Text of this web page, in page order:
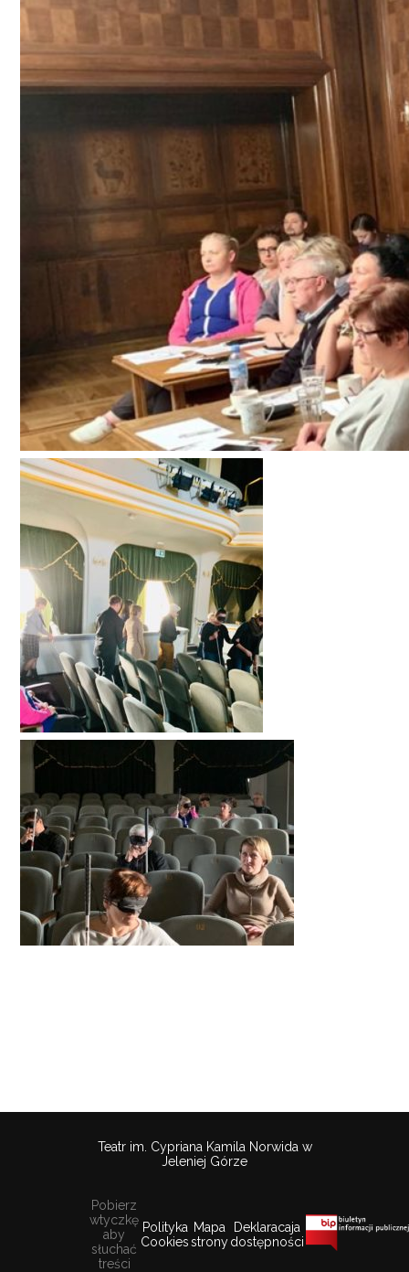
Teatr im. Cypriana Kamila Norwida w
Jeleniej Górze
Pobierz
wtyczkę
aby
słuchać
treści
Polityka
Cookies
Mapa
strony
Deklaracaja
dostępności